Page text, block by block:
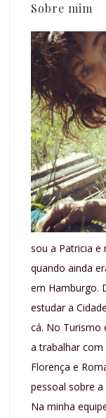
Sobre mim
sou a Patricia e
quando ainda
em Hamburgo.
estudar a
cá. No Turismo
a trabalhar com
Florença e
pessoal sobre a
Na minha